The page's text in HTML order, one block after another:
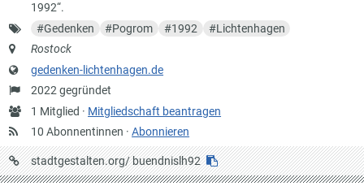
1992“.
Schlagworte
#Gedenken #Pogrom #1992 #Lichtenhagen
Anschrift
Rostock
Website
gedenken-lichtenhagen.de
Gründung
2022 gegründet
Anzahl
Mitglieder
1 Mitglied · Mitgliedschaft beantragen
10 Abonnentinnen ·Abonnieren
URL
auf
stadtgestalten.org/ buendnislh92